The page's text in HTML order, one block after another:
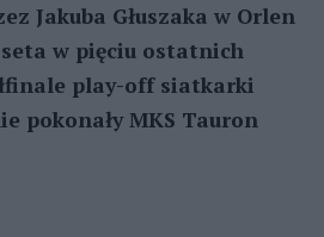
Jakuba Głuszaka w Orlen
w pięciu ostatnich
play-off siatkarki
pokonały MKS Tauron